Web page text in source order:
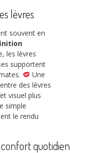
lèvres
souvent en
les lèvres
supportent
Une
des lèvres
visuel plus
simple
le rendu
quotidien